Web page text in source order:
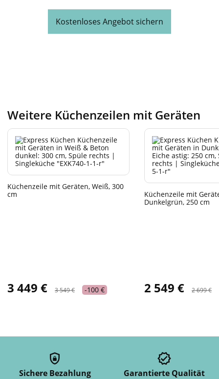
Kostenloses Angebot sichern
Weitere Küchenzeilen mit Geräten
Küchenzeile mit Geräten, Weiß, 300
cm
3 449 € 3 549 € -100 €
Küchenzeile mit
Dunkelgrün, 250 cm
2 549 € 2 699 €
Sichere Bezahlung Garantierte Qualität